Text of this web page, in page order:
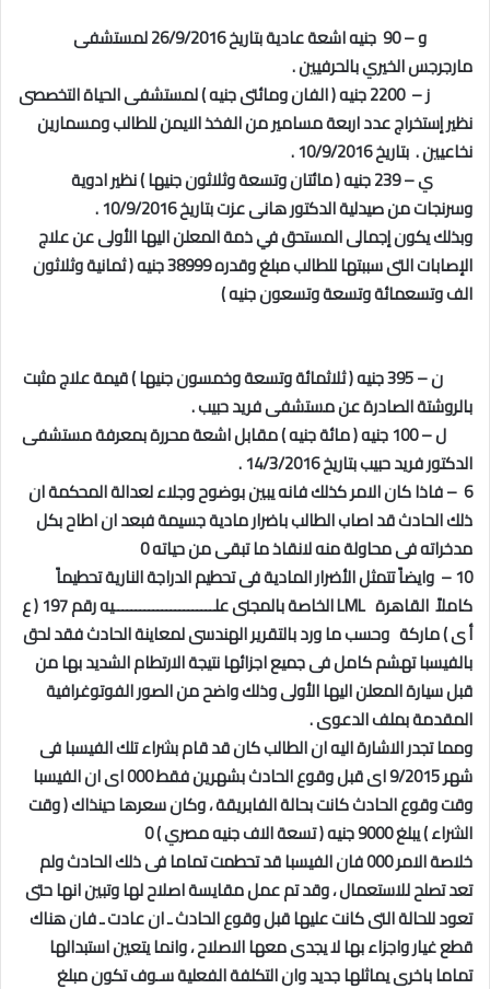
و – 90 جنيه اشعة عادية بتاريخ 26/9/2016 لمستشفى
مارجرجس الخيري بالحرفيين .
ز – 2200 جنيه ( الفان ومائتى جنيه ) لمستشفى الحياة التخصصى
نظير إستخراج عدد اربعة مسامير من الفخذ الايمن للطالب ومسمارين
نخاعيين . بتاريخ 10/9/2016 .
ي – 239 جنيه ( مائتان وتسعة وثلاثون جنيها ) نظير ادوية
وسرنجات من صيدلية الدكتور هانى عزت بتاريخ 10/9/2016 .
وبذلك يكون إجمالى المستحق في ذمة المعلن اليها الأولى عن علاج
الإصابات التى سببتها للطالب مبلغ وقدره 38999 جنيه ( ثمانية وثلاثون
الف وتسعمائة وتسعة وتسعون جنيه )
ن – 395 جنيه ( ثلاثمائة وتسعة وخمسون جنيها ) قيمة علاج مثبت
بالروشتة الصادرة عن مستشفى فريد حبيب .
ل – 100 جنيه ( مائة جنيه ) مقابل اشعة محررة بمعرفة مستشفى
الدكتور فريد حبيب بتاريخ 14/3/2016 .
6 – فاذا كان الامر كذلك فانه يبين بوضوح وجلاء لعدالة المحكمة ان
ذلك الحادث قد اصاب الطالب باضرار مادية جسيمة فبعد ان اطاح بكل
مدخراته فى محاولة منه لانقاذ ما تبقى من حياته 0
10 – وايضاً تتمثل الأضرار المادية فى تحطيم الدراجة النارية تحطيماً
كاملاً القاهرةLML
الخاصة بالمجنى علـــــــــــــــــــــــيه رقم 197 ( ع
أ ى ) ماركة وحسب ما ورد بالتقرير الهندسى لمعاينة الحادث فقد لحق
بالفيسبا تهشم كامل فى جميع اجزائها نتيجة الارتطام الشديد بها من
قبل سيارة المعلن اليها الأولى وذلك واضح من الصور الفوتوغرافية
المقدمة بملف الدعوى .
ومما تجدر الاشارة اليه ان الطالب كان قد قام بشراء تلك الفيسبا فى
شهر 9/2015 اى قبل وقوع الحادث بشهرين فقط 000 اى ان الفيسبا
وقت وقوع الحادث كانت بحالة الفابريقة ، وكان سعرها حينذاك ( وقت
الشراء ) يبلغ 9000 جنيه ( تسعة الاف جنيه مصري ) 0
خلاصة الامر 000 فان الفيسبا قد تحطمت تماما فى ذلك الحادث ولم
تعد تصلح للاستعمال ، وقد تم عمل مقايسة اصلاح لها وتبين انها حتى
تعود للحالة التى كانت عليها قبل وقوع الحادث ـ ان عادت ـ فان هناك
قطع غيار واجزاء بها لا يجدى معها الاصلاح ، وانما يتعين استبدالها
تماما باخرى يماثلها جديد وان التكلفة الفعلية سـوف تكون مبلغ